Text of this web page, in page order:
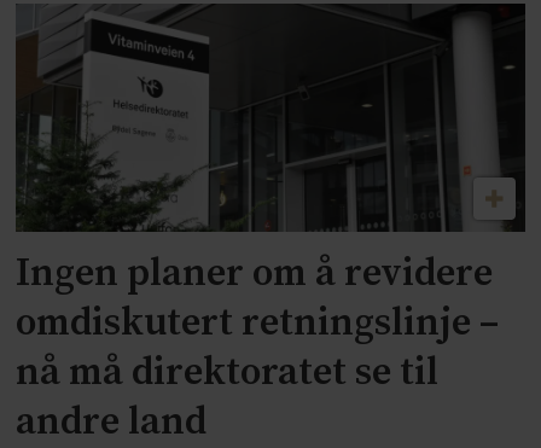
Ingen planer om å revidere
omdiskutert retningslinje –
nå må direktoratet se til
andre land